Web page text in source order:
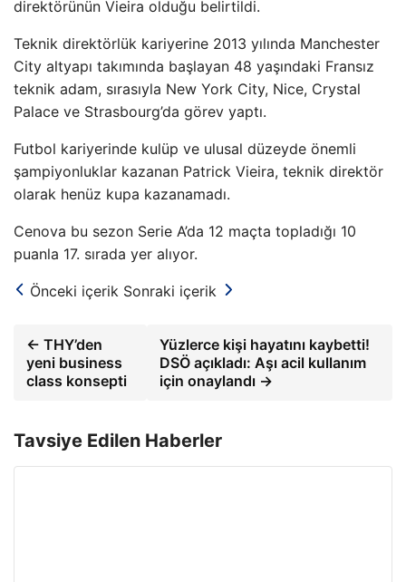
direktörünün Vieira olduğu belirtildi.
Teknik direktörlük kariyerine 2013 yılında Manchester
City altyapı takımında başlayan 48 yaşındaki Fransız
teknik adam, sırasıyla New York City, Nice, Crystal
Palace ve Strasbourg’da görev yaptı.
Futbol kariyerinde kulüp ve ulusal düzeyde önemli
şampiyonluklar kazanan Patrick Vieira, teknik direktör
olarak henüz kupa kazanamadı.
Cenova bu sezon Serie A’da 12 maçta topladığı 10
puanla 17. sırada yer alıyor.
Önceki içerik Sonraki içerik
← THY’den
yeni business
class konsepti
Yüzlerce kişi hayatını kaybetti!
DSÖ açıkladı: Aşı acil kullanım
için onaylandı →
Tavsiye Edilen Haberler